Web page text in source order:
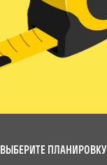
ВЫБЕРИТЕ ПЛАНИРОВКУ